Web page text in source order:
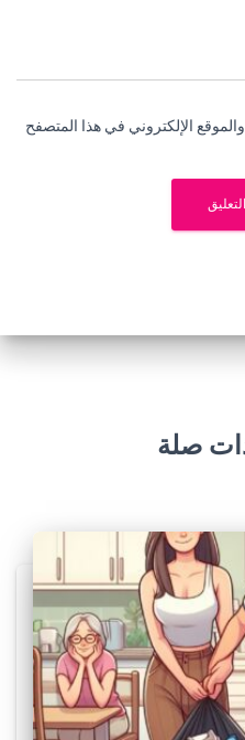
الإلكتروني في هذا المتصفح
صلة